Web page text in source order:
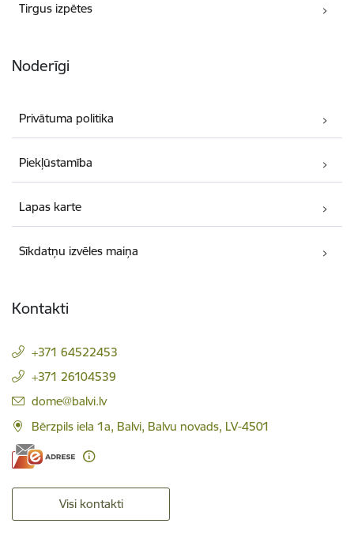
Tirgus izpētes
Noderīgi
Privātuma politika
Piekļūstamība
Lapas karte
Sīkdatņu izvēles maiņa
Kontakti
+371 64522453
+371 26104539
E-pasts:
dome@balvi.lv
Bērzpils iela 1a, Balvi, Balvu novads, LV-4501
Visi kontakti